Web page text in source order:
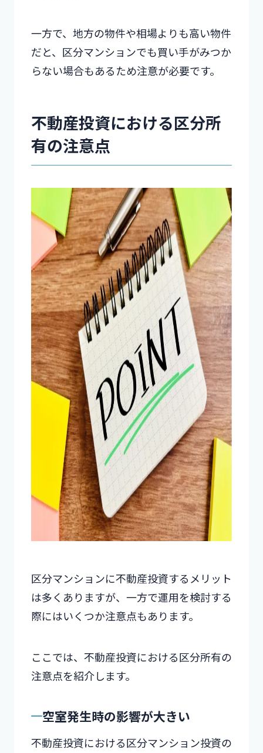
一方で、地方の物件や相場よりも高い物件
だと、区分マンションでも買い手がみつか
らない場合もあるため注意が必要です。
不動産投資における区分所
有の注意点
区分マンションに不動産投資するメリット
は多くありますが、一方で運用を検討する
際にはいくつか注意点もあります。
ここでは、不動産投資における区分所有の
注意点を紹介します。
空室発生時の影響が大きい
不動産投資における区分マンション投資の